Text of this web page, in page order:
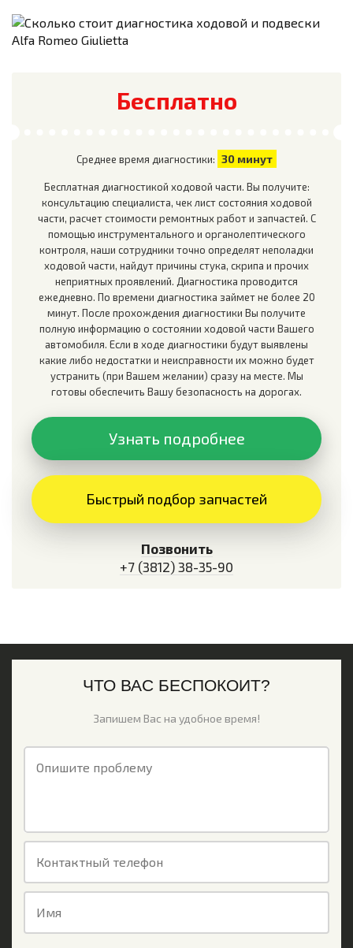
Бесплатно
Среднее время диагностики: 30 минут
Бесплатная диагностикой ходовой части. Вы получите:
консультацию специалиста, чек лист состояния ходовой
части, расчет стоимости ремонтных работ и запчастей. С
помощью инструментального и органолептического
контроля, наши сотрудники точно определят неполадки
ходовой части, найдут причины стука, скрипа и прочих
неприятных проявлений. Диагностика проводится
ежедневно. По времени диагностика займет не более 20
минут. После прохождения диагностики Вы получите
полную информацию о состоянии ходовой части Вашего
автомобиля. Если в ходе диагностики будут выявлены
какие либо недостатки и неисправности их можно будет
устранить (при Вашем желании) сразу на месте. Мы
готовы обеспечить Вашу безопасность на дорогах.
Узнать подробнее
Быстрый подбор запчастей
Позвонить
+7 (3812) 38-35-90
ЧТО ВАС БЕСПОКОИТ?
Запишем Вас на удобное время!
Опишите проблему
Контактный телефон
Имя